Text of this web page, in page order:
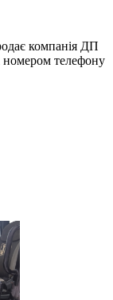
компанія ДП
номером телефону